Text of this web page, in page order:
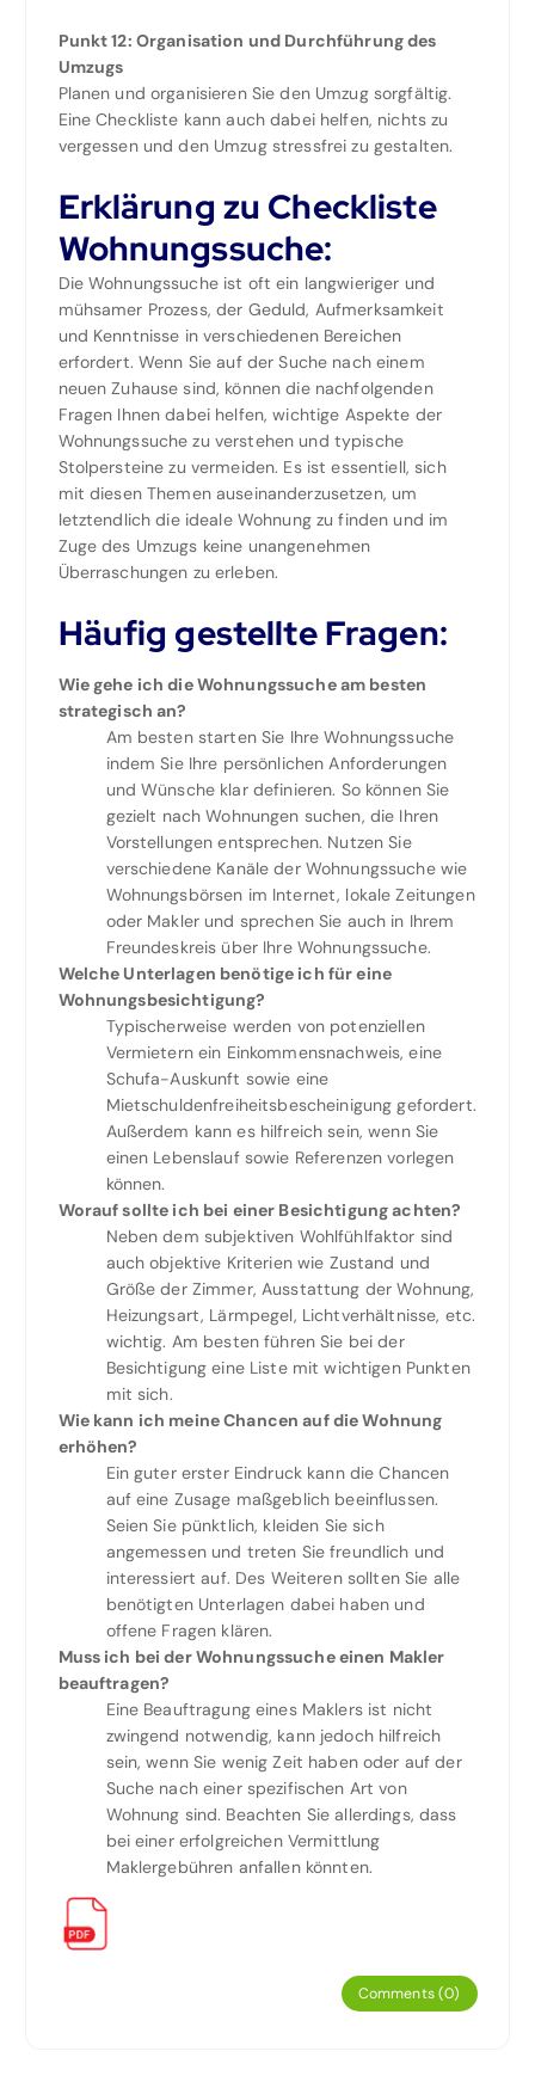
Punkt 12: Organisation und Durchführung des
Umzugs
Planen und organisieren Sie den Umzug sorgfältig.
Eine Checkliste kann auch dabei helfen, nichts zu
vergessen und den Umzug stressfrei zu gestalten.
Erklärung zu Checkliste
Wohnungssuche:
Die Wohnungssuche ist oft ein langwieriger und
mühsamer Prozess, der Geduld, Aufmerksamkeit
und Kenntnisse in verschiedenen Bereichen
erfordert. Wenn Sie auf der Suche nach einem
neuen Zuhause sind, können die nachfolgenden
Fragen Ihnen dabei helfen, wichtige Aspekte der
Wohnungssuche zu verstehen und typische
Stolpersteine zu vermeiden. Es ist essentiell, sich
mit diesen Themen auseinanderzusetzen, um
letztendlich die ideale Wohnung zu finden und im
Zuge des Umzugs keine unangenehmen
Überraschungen zu erleben.
Häufig gestellte Fragen:
Wie gehe ich die Wohnungssuche am besten
strategisch an?
Am besten starten Sie Ihre Wohnungssuche
indem Sie Ihre persönlichen Anforderungen
und Wünsche klar definieren. So können Sie
gezielt nach Wohnungen suchen, die Ihren
Vorstellungen entsprechen. Nutzen Sie
verschiedene Kanäle der Wohnungssuche wie
Wohnungsbörsen im Internet, lokale Zeitungen
oder Makler und sprechen Sie auch in Ihrem
Freundeskreis über Ihre Wohnungssuche.
Welche Unterlagen benötige ich für eine
Wohnungsbesichtigung?
Typischerweise werden von potenziellen
Vermietern ein Einkommensnachweis, eine
Schufa-Auskunft sowie eine
Mietschuldenfreiheitsbescheinigung gefordert.
Außerdem kann es hilfreich sein, wenn Sie
einen Lebenslauf sowie Referenzen vorlegen
können.
Worauf sollte ich bei einer Besichtigung achten?
Neben dem subjektiven Wohlfühlfaktor sind
auch objektive Kriterien wie Zustand und
Größe der Zimmer, Ausstattung der Wohnung,
Heizungsart, Lärmpegel, Lichtverhältnisse, etc.
wichtig. Am besten führen Sie bei der
Besichtigung eine Liste mit wichtigen Punkten
mit sich.
Wie kann ich meine Chancen auf die Wohnung
erhöhen?
Ein guter erster Eindruck kann die Chancen
auf eine Zusage maßgeblich beeinflussen.
Seien Sie pünktlich, kleiden Sie sich
angemessen und treten Sie freundlich und
interessiert auf. Des Weiteren sollten Sie alle
benötigten Unterlagen dabei haben und
offene Fragen klären.
Muss ich bei der Wohnungssuche einen Makler
beauftragen?
Eine Beauftragung eines Maklers ist nicht
zwingend notwendig, kann jedoch hilfreich
sein, wenn Sie wenig Zeit haben oder auf der
Suche nach einer spezifischen Art von
Wohnung sind. Beachten Sie allerdings, dass
bei einer erfolgreichen Vermittlung
Maklergebühren anfallen könnten.
Comments (0)